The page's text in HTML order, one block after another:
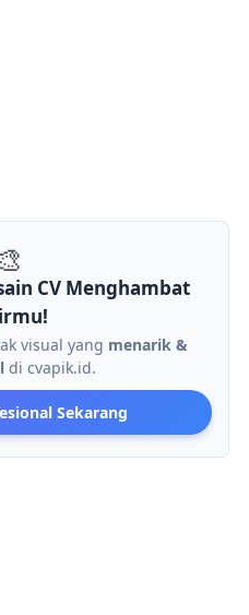
CV Menghambat
visual yang menarik &
di cvapik.id.
Sekarang